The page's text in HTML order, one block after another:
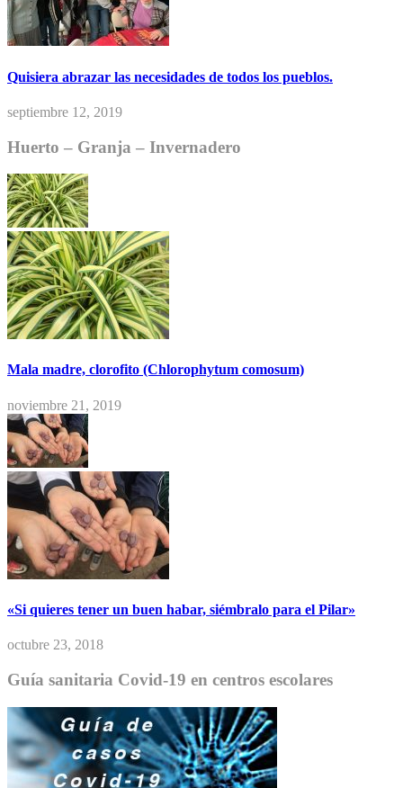
Quisiera abrazar las necesidades de todos los pueblos.
septiembre 12, 2019
Huerto – Granja – Invernadero
Mala madre, clorofito (Chlorophytum comosum)
noviembre 21, 2019
«Si quieres tener un buen habar, siémbralo para el Pilar»
octubre 23, 2018
Guía sanitaria Covid-19 en centros escolares